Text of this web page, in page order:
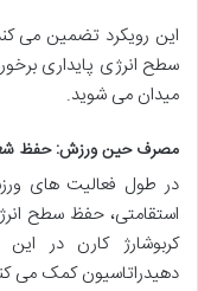
این رویکرد تضمین می
سطح انرژی پایداری
میدان می شوید.
مصرف حین ورزش: حفظ
در طول فعالیت های
استقامتی، حفظ سطح
کربوشارژ کارن در
دهیدراتاسیون کمک می